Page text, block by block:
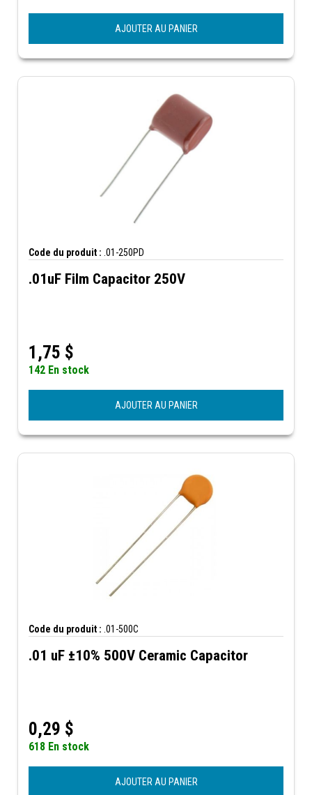
AJOUTER AU PANIER
Code du produit : .01-250PD
.01uF Film Capacitor 250V
1,75 $
142 En stock
AJOUTER AU PANIER
Code du produit : .01-500C
.01 uF ±10% 500V Ceramic Capacitor
0,29 $
618 En stock
AJOUTER AU PANIER